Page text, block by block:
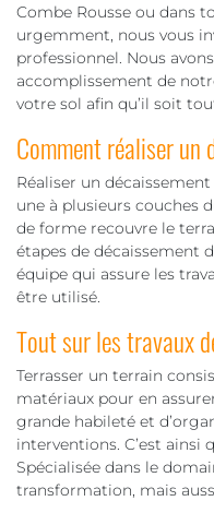
Combe Rousse ou dans
urgemment, nous vous
professionnel. Nous
accomplissement de
votre sol afin qu’il soit
Comment réaliser un
Réaliser un
une à plusieurs couches
de forme recouvre le
étapes de décaissement
équipe qui assure les
être utilisé.
Tout sur les travaux
Terrasser un terrain
matériaux pour en
grande habileté et
interventions. C’est ainsi
Spécialisée dans le
transformation, mais